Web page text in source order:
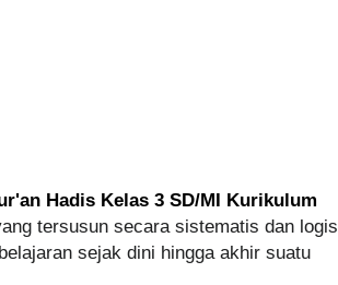
Hadis Kelas 3 SD/MI Kurikulum
tersusun secara sistematis dan logis
sejak dini hingga akhir suatu